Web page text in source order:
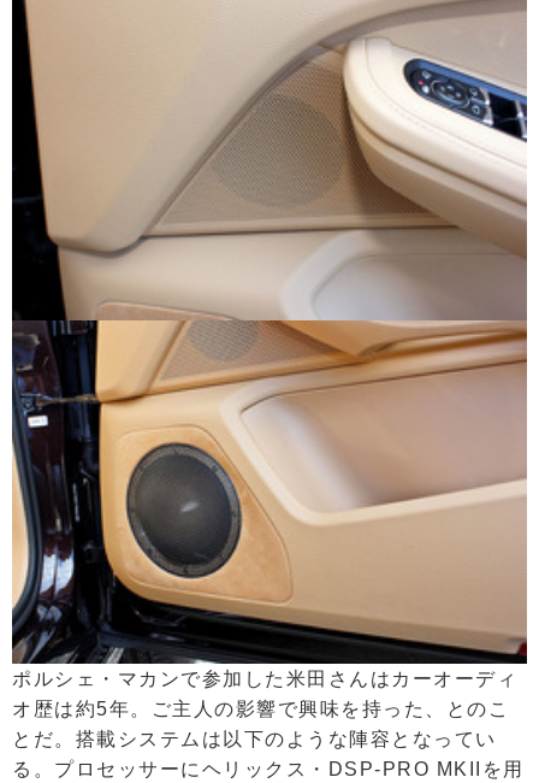
ポルシェ・マカンで参加した米田さんはカーオーディ
オ歴は約5年。ご主人の影響で興味を持った、とのこ
とだ。搭載システムは以下のような陣容となってい
る。プロセッサーにヘリックス・DSP-PRO MKIIを用